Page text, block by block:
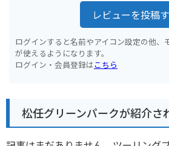
レビューを投稿
ログインすると名前やアイコン設定の他、
が使えるようになります。
ログイン・会員登録はこちら
松任グリーンパークが紹介さ